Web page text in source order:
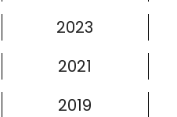
2023
2021
2019